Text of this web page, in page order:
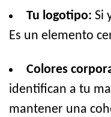
Tu logotipo: Si
Es un elemento
Colores
identifican a tu
mantener una